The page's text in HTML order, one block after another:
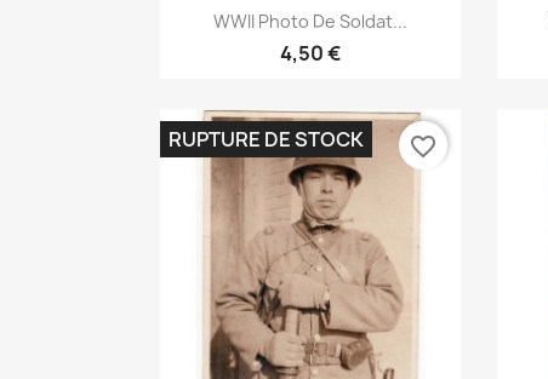
Aperçu rapide
WWII Photo De Soldat...
4,50 €
RUPTURE DE STOCK favorite_border